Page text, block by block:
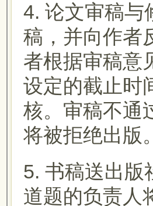
4. 论文审稿与
稿，并向作者
者根据审稿意
设定的截止时
核。审稿不通
将被拒绝出版
5. 书稿送出版
道题的负责人